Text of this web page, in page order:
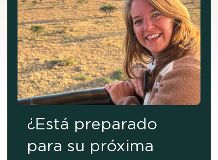
¿Está preparado
para su próxima